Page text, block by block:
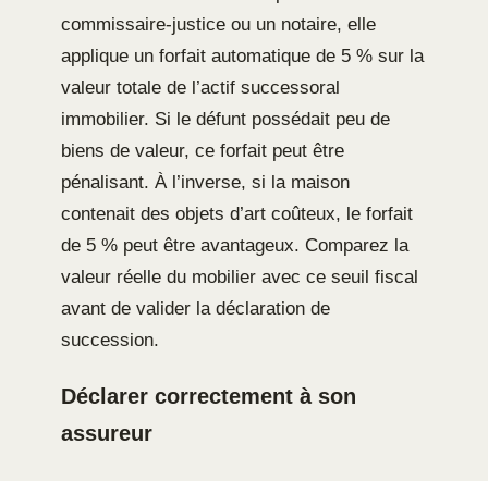
commissaire-justice ou un notaire, elle
applique un forfait automatique de 5 % sur la
valeur totale de l’actif successoral
immobilier. Si le défunt possédait peu de
biens de valeur, ce forfait peut être
pénalisant. À l’inverse, si la maison
contenait des objets d’art coûteux, le forfait
de 5 % peut être avantageux. Comparez la
valeur réelle du mobilier avec ce seuil fiscal
avant de valider la déclaration de
succession.
Déclarer correctement à son
assureur